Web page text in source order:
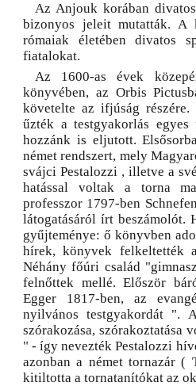
Az Anjouk korában
bizonyos jeleit mutatták.
rómaiak életében divatos
fiatalokat.
Az 1600-as évek
könyvében, az Orbis
követelte az ifjúság
űzték a testgyakorlás
hozzánk is eljutott.
német rendszert, mely
svájci Pestalozzi , illetve a
hatással voltak a torna
professzor 1797-ben
látogatásáról írt
gyűjteménye: ő könyvben
hírek, könyvek felkeltették
Néhány főúri család
felnőttek mellé. Először
Egger 1817-ben, az
nyilvános testgyakordát ".
szórakozása, szórakoztatása
" - így nevezték Pestalozzi
azonban a német tornazár (
kitiltotta a tornatanítókat az